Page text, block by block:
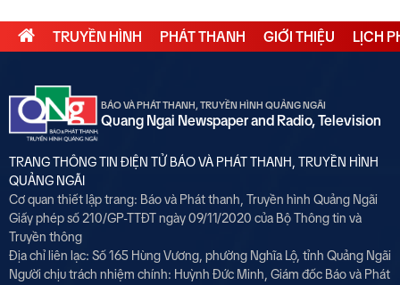
TRUYỀN HÌNH PHÁT THANH GIỚI THIỆU LỊCH
BÁO VÀ PHÁT THANH, TRUYỀN HÌNH QUẢNG NGÃI
Quang Ngai Newspaper and Radio, Television
TRANG THÔNG TIN ĐIỆN TỬ BÁO VÀ PHÁT THANH, TRUYỀN HÌNH
QUẢNG NGÃI
Cơ quan thiết lập trang: Báo và Phát thanh, Truyền hình Quảng Ngãi
Giấy phép số 210/GP-TTĐT ngày 09/11/2020 của Bộ Thông tin và
Truyền thông
Địa chỉ liên lạc: Số 165 Hùng Vương, phường Nghĩa Lộ, tỉnh Quảng Ngãi
Người chịu trách nhiệm chính: Huỳnh Đức Minh, Giám đốc Báo và Phát